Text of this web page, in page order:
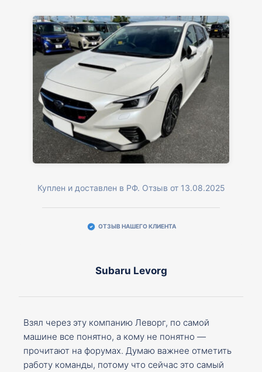
Куплен и доставлен в РФ. Отзыв от 13.08.2025
ОТЗЫВ НАШЕГО КЛИЕНТА
Subaru Levorg
Взял через эту компанию Леворг, по самой
машине все понятно, а кому не понятно —
прочитают на форумах. Думаю важнее отметить
работу команды, потому что сейчас это самый